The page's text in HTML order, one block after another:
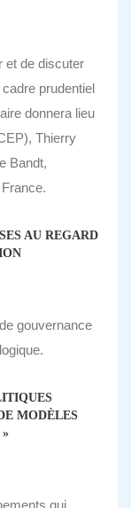
et de discuter
prudentiel
donnera lieu
Thierry
Bandt,
AU REGARD
gouvernance
MODÈLES
qui